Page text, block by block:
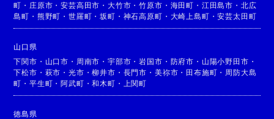
町 ・ 庄原市 ・安芸高田市 ・大竹市 ・竹原市 ・ 海田町 ・ 江田島市 ・ 北広
島町 ・ 熊野町 ・世羅町 ・坂町 ・ 神石高原町 ・ 大崎上島町 ・安芸太田町
山口県
下関市 ・ 山口市 ・ 周南市 ・宇部市 ・岩国市 ・ 防府市 ・ 山陽小野田市 ・
下松市 ・ 萩市 ・光市 ・柳井市 ・ 長門市 ・ 美祢市 ・ 田布施町 ・ 周防大島
町 ・平生町 ・阿武町 ・和木町 ・ 上関町
徳島県